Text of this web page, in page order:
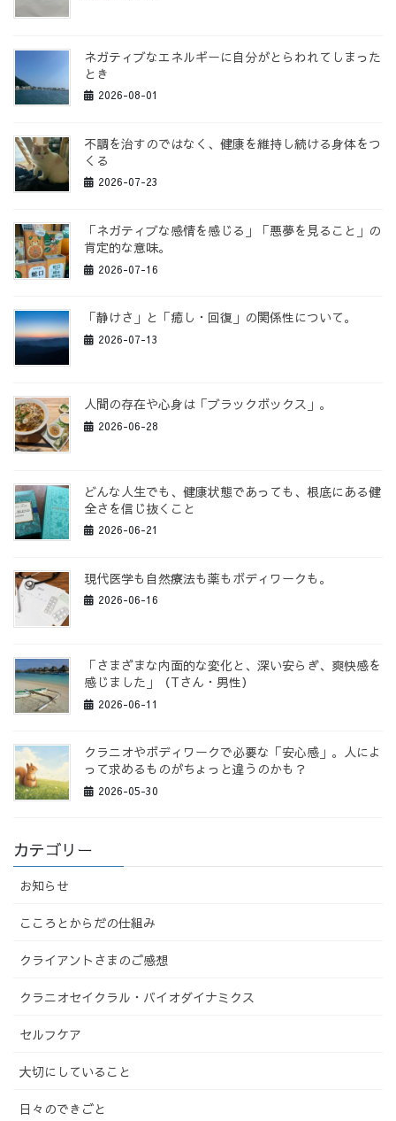
ネガティブなエネルギーに自分がとらわれてしまった
とき
2026-08-01
不調を治すのではなく、健康を維持し続ける身体をつ
くる
2026-07-23
「ネガティブな感情を感じる」「悪夢を見ること」の
肯定的な意味。
2026-07-16
「静けさ」と「癒し・回復」の関係性について。
2026-07-13
人間の存在や心身は「ブラックボックス」。
2026-06-28
どんな人生でも、健康状態であっても、根底にある健
全さを信じ抜くこと
2026-06-21
現代医学も自然療法も薬もボディワークも。
2026-06-16
「さまざまな内面的な変化と、深い安らぎ、爽快感を
感じました」（Tさん・男性）
2026-06-11
クラニオやボディワークで必要な「安心感」。人によ
って求めるものがちょっと違うのかも？
2026-05-30
カテゴリー
お知らせ
こころとからだの仕組み
クライアントさまのご感想
クラニオセイクラル・バイオダイナミクス
セルフケア
大切にしていること
日々のできごと